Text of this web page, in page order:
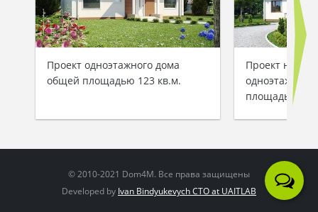
Проект одноэтажного дома
общей площадью 123 кв.м.
Проект
одноэтажного
площадью 112
© 2010-2021 Dom4M. Все права защищены
Developed by Ivan Bindyukevych CTO at UAITLAB